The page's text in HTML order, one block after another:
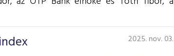
2025. nov. 03.